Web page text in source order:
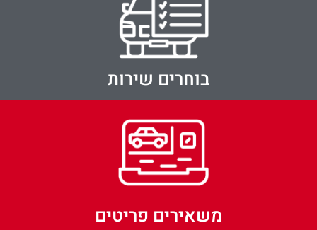
בוחרים שירות
משאירים פריטים